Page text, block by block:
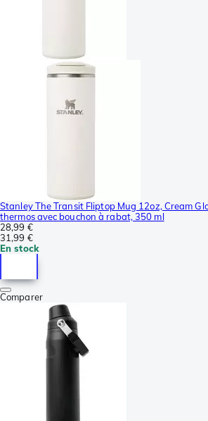
Stanley The Transit Fliptop Mug 12oz, Cream
thermos avec bouchon à rabat, 350 ml
28,99 €
31,99 €
En stock
Comparer